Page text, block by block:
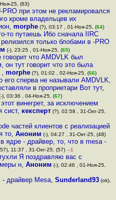
25, (63)
PRO при этом не рекламировался
кроме владельцев их
, morphe(?), 03:17 , 01-Ноя-25, (64)
то путаешь Ибо сначала IIRC
только блобами в -PRO
(-), 23:25 , 01-Ноя-25, (65)
говорит что AMDVLK был
он тут говорит что это была
, morphe(?), 01:02 , 02-Ноя-25, (66)
его сперва не называли AMDVLK,
в проприетари Вот тут,
), 03:36 , 04-Ноя-25, (67)
винегрет, за исключением
сист, кексперт(?), 02:58 , 31-Окт-25,
частей клиентов с реализацией
то, Аноним (-), 04:27 , 31-Окт-25, (48)
ядре - драйвер, то, что в mesa -
11:37 , 31-Окт-25, (57) –1
Я поздравляю вас с
н,Аноним (-), 02:46 , 01-Ноя-25,
- драйвер Mesa, Sunderland93(ok),